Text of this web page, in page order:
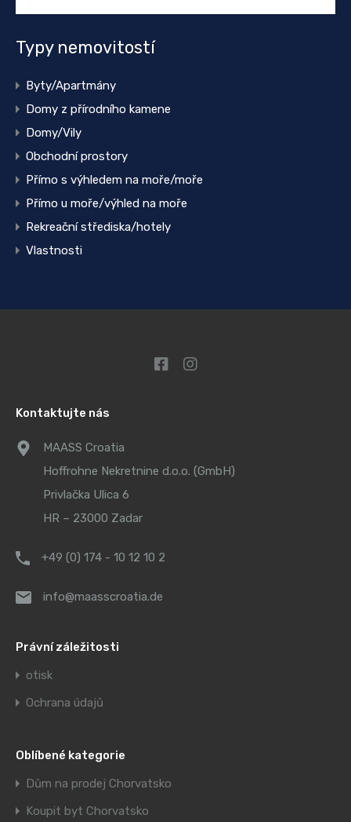
Typy nemovitostí
Byty/Apartmány
Domy z přírodního kamene
Domy/Vily
Obchodní prostory
Přímo s výhledem na moře/moře
Přímo u moře/výhled na moře
Rekreační střediska/hotely
Vlastnosti
Kontaktujte nás
MAASS Croatia
Hoffrohne Nekretnine d.o.o. (GmbH)
Privlačka Ulica 6
HR – 23000 Zadar
+49 (0) 174 - 10 12 10 2
info@maasscroatia.de
Právní záležitosti
otisk
Ochrana údajů
Oblíbené kategorie
Dům na prodej Chorvatsko
Koupit byt Chorvatsko